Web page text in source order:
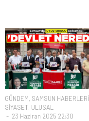
GÜNDEM, SAMSUN HABERLERİ
SİYASET, ULUSAL
23 Haziran 2025 22:30